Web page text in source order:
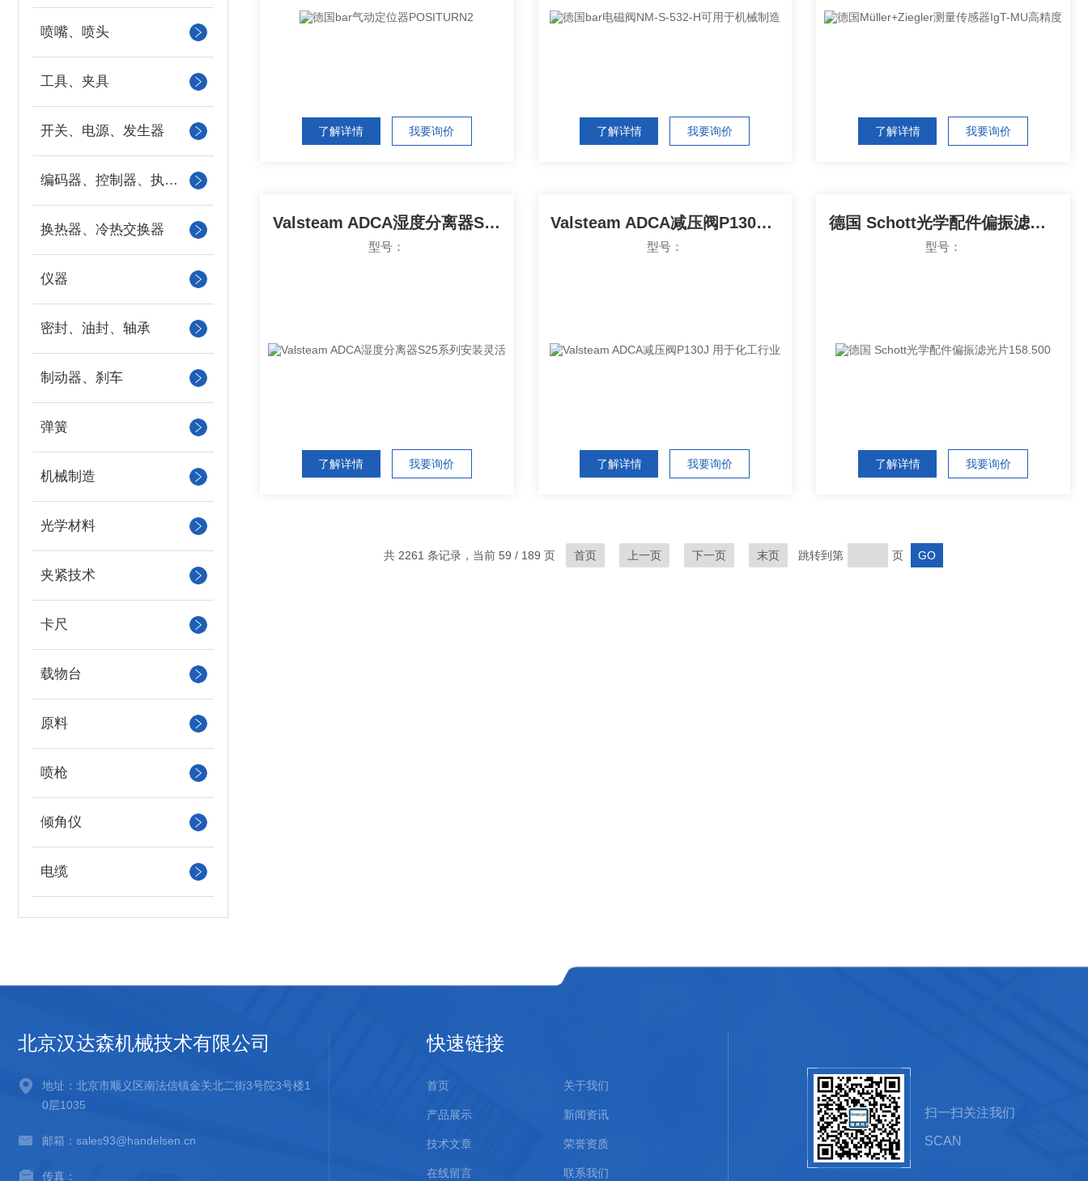
喷嘴、喷头
工具、夹具
开关、电源、发生器
编码器、控制器、执行器
换热器、冷热交换器
仪器
密封、油封、轴承
制动器、刹车
弹簧
机械制造
光学材料
夹紧技术
卡尺
载物台
原料
喷枪
倾角仪
电缆
了解详情 我要询价 了解详情 我要询价 了解详情 我要询价
Valsteam ADCA湿度分离器S25系列安装灵活
型号：
了解详情 我要询价
Valsteam ADCA减压阀P130J 用于化工行业
型号：
了解详情 我要询价
德国 Schott光学配件偏振滤光片158.500
型号：
了解详情 我要询价
共 2261 条记录，当前 59 / 189 页 首页 上一页 下一页 末页 跳转到第 页
北京汉达森机械技术有限公司
地址：北京市顺义区南法信镇金关北二街3号院3号楼1
0层1035
邮箱：sales93@handelsen.cn
传真：
快速链接
首页 关于我们
产品展示 新闻资讯
技术文章 荣誉资质
在线留言 联系我们
扫一扫关注我们
SCAN